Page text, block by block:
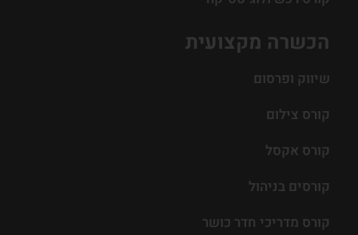
הכשרה מקצועית
שיווק ופרסום
קורס צילום
קורס אקסל
קורסים בניהול
קורס מדריכי חדר כושר